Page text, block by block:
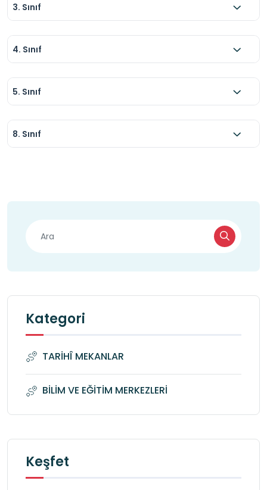
3. Sınıf
4. Sınıf
5. Sınıf
8. Sınıf
Kategori
TARİHÎ MEKANLAR
BİLİM VE EĞİTİM MERKEZLERİ
Keşfet